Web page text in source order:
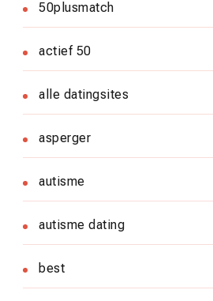
50plusmatch
actief 50
alle datingsites
asperger
autisme
autisme dating
best